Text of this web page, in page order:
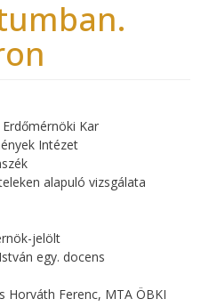
Kar
Intézet
alapuló vizsgálata
jelölt
egy. docens
Horváth Ferenc, MTA ÖBKI